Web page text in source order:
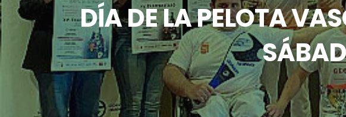
DÍA DE LA PELOTA